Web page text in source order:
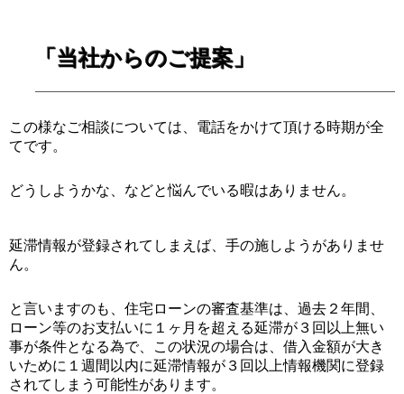
「当社からのご提案」
この様なご相談については、電話をかけて頂ける時期が全
てです。
どうしようかな、などと悩んでいる暇はありません。
延滞情報が登録されてしまえば、手の施しようがありませ
ん。
と言いますのも、住宅ローンの審査基準は、過去２年間、
ローン等のお支払いに１ヶ月を超える延滞が３回以上無い
事が条件となる為で、この状況の場合は、借入金額が大き
いために１週間以内に延滞情報が３回以上情報機関に登録
されてしまう可能性があります。